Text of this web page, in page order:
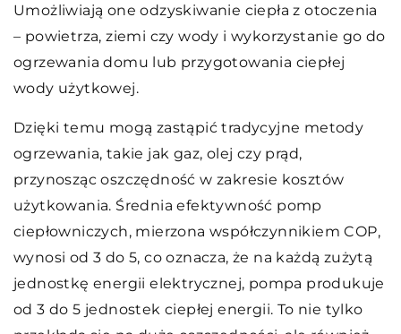
Umożliwiają one odzyskiwanie ciepła z otoczenia
– powietrza, ziemi czy wody i wykorzystanie go do
ogrzewania domu lub przygotowania ciepłej
wody użytkowej.
Dzięki temu mogą zastąpić tradycyjne metody
ogrzewania, takie jak gaz, olej czy prąd,
przynosząc oszczędność w zakresie kosztów
użytkowania. Średnia efektywność pomp
ciepłowniczych, mierzona współczynnikiem COP,
wynosi od 3 do 5, co oznacza, że na każdą zużytą
jednostkę energii elektrycznej, pompa produkuje
od 3 do 5 jednostek ciepłej energii. To nie tylko